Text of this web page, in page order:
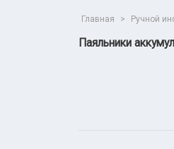
Главная > Ручной
Паяльники